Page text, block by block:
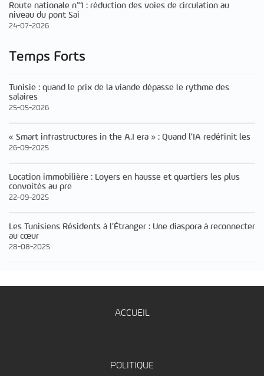
Route nationale n°1 : réduction des voies de circulation au
niveau du pont Sai
24-07-2026
Temps Forts
Tunisie : quand le prix de la viande dépasse le rythme des
salaires
25-05-2026
« Smart infrastructures in the A.I era » : Quand l’IA redéfinit les
26-09-2025
Location immobilière : Loyers en hausse et quartiers les plus
convoités au pre
22-09-2025
Les Tunisiens Résidents à l’Étranger : Une diaspora à reconnecter
au cœur
28-08-2025
ACCUEIL
POLITIQUE